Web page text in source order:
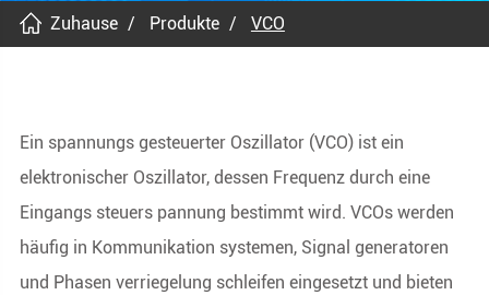
Zuhause Produkte VCO
Ein spannungs gesteuerter Oszillator (VCO) ist ein
elektronischer Oszillator, dessen Frequenz durch eine
Eingangs steuers pannung bestimmt wird. VCOs werden
häufig in Kommunikation systemen, Signal generatoren
und Phasen verriegelung schleifen eingesetzt und bieten